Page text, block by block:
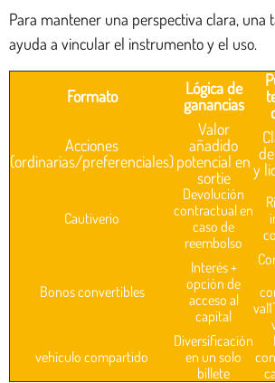
Para mantener una perspectiva clara, una
ayuda a vincular el instrumento y el uso.
Formato
Lógica de
ganancias
Acciones
(ordinarias/preferenciales)
Valor
añadido
potencial en
sortie
y
Cautiverio
Devolución
contractual en
caso de
reembolso
Bonos convertibles
Interés +
opción de
acceso al
capital
vehículo compartido
Diversificación
en un solo
billete